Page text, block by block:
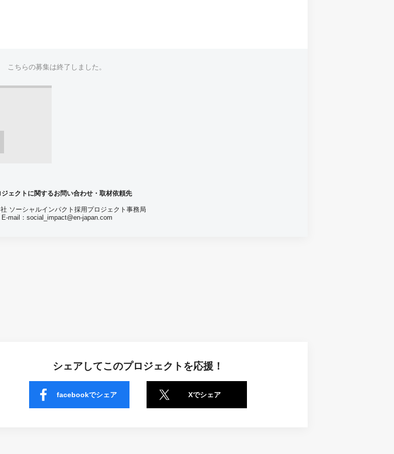
こちらの募集は終了しました。
ェクトに関するお問い合わせ・取材依頼先
ソーシャルインパクト採用プロジェクト事務局
E-mail： social_impact@en-japan.com
シェアしてこのプロジェクトを応援！
facebookでシェア Xでシェア